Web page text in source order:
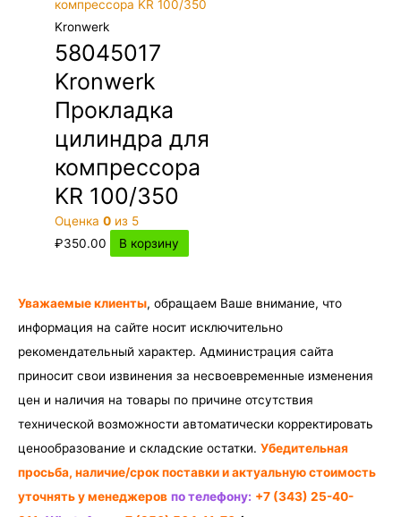
Kronwerk
58045017
Kronwerk
Прокладка
цилиндра для
компрессора
KR 100/350
Оценка0 из 5
₽350.00 В корзину
Уважаемые клиенты, обращаем Ваше внимание, что
информация на сайте носит исключительно
рекомендательный характер. Администрация сайта
приносит свои извинения за несвоевременные изменения
цен и наличия на товары по причине отсутствия
технической возможности автоматически корректировать
ценообразование и складские остатки. Убедительная
просьба, наличие/срок поставки и актуальную стоимость
уточнять у менеджеров по телефону: +7 (343) 25-40-